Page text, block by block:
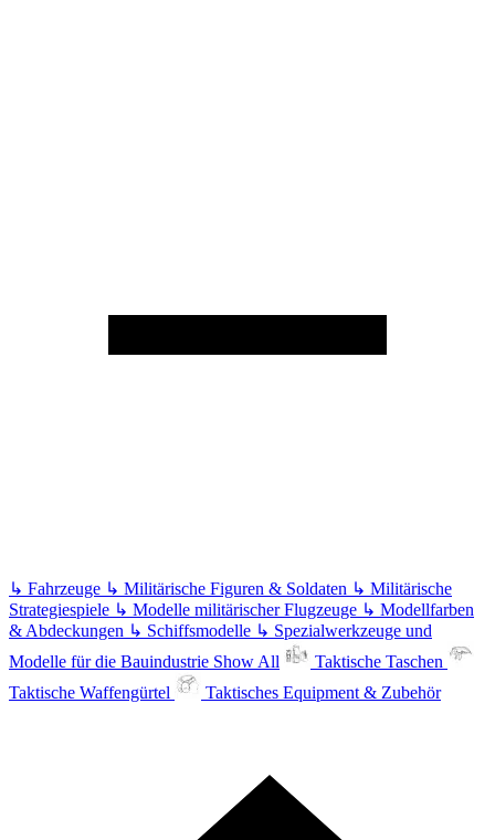
↳ Fahrzeuge ↳ Militärische Figuren & Soldaten ↳ Militärische
Strategiespiele ↳ Modelle militärischer Flugzeuge ↳ Modellfarben
& Abdeckungen ↳ Schiffsmodelle ↳ Spezialwerkzeuge und
Modelle für die Bauindustrie Show All
Taktische Taschen
Taktische Waffengürtel
Taktisches Equipment & Zubehör